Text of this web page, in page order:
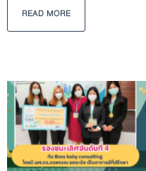
READ MORE